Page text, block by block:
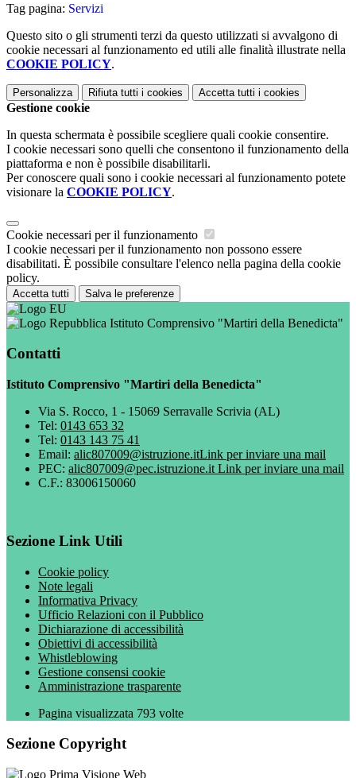
Tag pagina: Servizi
Questo sito o gli strumenti terzi da questo utilizzati si avvalgono di
cookie necessari al funzionamento ed utili alle finalità illustrate nella
COOKIE POLICY.
Personalizza Rifiuta tutti i cookies Accetta tutti i cookies
Gestione cookie
In questa schermata è possibile scegliere quali cookie consentire.
I cookie necessari sono quelli che consentono il funzionamento della
piattaforma e non è possibile disabilitarli.
Per conoscere quali sono i cookie necessari al funzionamento potete
visionare la COOKIE POLICY.
Cookie necessari per il funzionamento
I cookie necessari per il funzionamento non possono essere
disabilitati. È possibile consultare l'elenco nella pagina della cookie
policy.
Accetta tutti Salva le preferenze
Istituto Comprensivo "Martiri della Benedicta"
Contatti
Istituto Comprensivo "Martiri della Benedicta"
Via S. Rocco, 1 - 15069 Serravalle Scrivia (AL)
Tel: 0143 653 32
Tel: 0143 143 75 41
Email: alic807009@istruzione.itLink per inviare una mail
PEC: alic807009@pec.istruzione.it Link per inviare una mail
C.F.: 83006150060
Sezione Link Utili
Cookie policy
Note legali
Informativa Privacy
Ufficio Relazioni con il Pubblico
Dichiarazione di accessibilità
Obiettivi di accessibilità
Whistleblowing
Gestione consensi cookie
Amministrazione trasparente
Pagina visualizzata 793 volte
Sezione Copyright